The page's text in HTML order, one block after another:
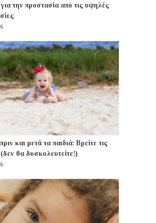
για την προστασία από τις υψηλές
και μετά τα παιδιά: Βρείτε τις
θα δυσκολευτείτε!)